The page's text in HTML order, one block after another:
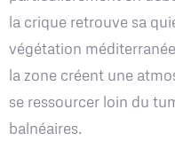
la crique retrouve sa
végétation
la zone créent une
se ressourcer loin du
balnéaires.